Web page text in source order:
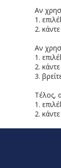
Αν
1.
2.
Αν
1.
2.
3.
Τέλος,
1.
2.